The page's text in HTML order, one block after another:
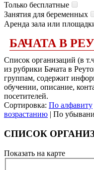
Только бесплатные
Занятия для беременных
Аренда зала или
БАЧАТА В
Список организаций (в
из рубрики Бачата в
группам, содержит
обучении, описание,
посетителей.
Сортировка: По алфавиту
возрастанию | По
СПИСОК
Показать на карте